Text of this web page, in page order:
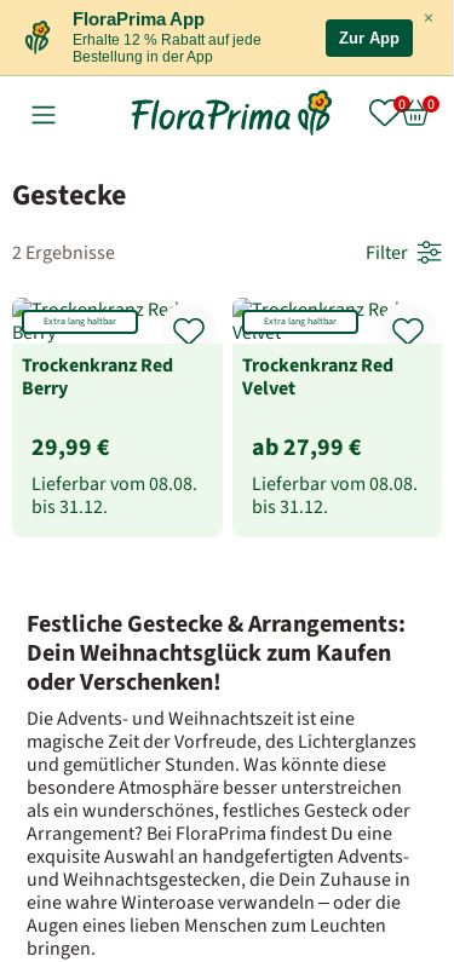
×
FloraPrima App
Erhalte 12 % Rabatt auf jede
Bestellung in der App
Zur App
Gestecke
2 Ergebnisse Filter
Extra lang haltbar
Trockenkranz Red
Berry
29,99 €
Lieferbar vom08.08.
bis31.12.
Extra lang haltbar
Trockenkranz Red
Velvet
ab 27,99 €
Lieferbar vom08.08.
bis31.12.
Festliche Gestecke & Arrangements:
Dein Weihnachtsglück zum Kaufen
oder Verschenken!
Die Advents- und Weihnachtszeit ist eine
magische Zeit der Vorfreude, des Lichterglanzes
und gemütlicher Stunden. Was könnte diese
besondere Atmosphäre besser unterstreichen
als ein wunderschönes, festliches Gesteck oder
Arrangement? Bei FloraPrima findest Du eine
exquisite Auswahl an handgefertigten Advents-
und Weihnachtsgestecken, die Dein Zuhause in
eine wahre Winteroase verwandeln – oder die
Augen eines lieben Menschen zum Leuchten
bringen.